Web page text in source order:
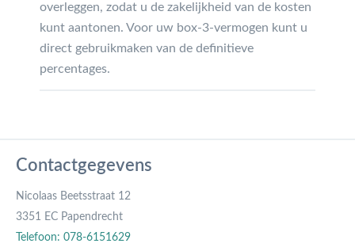
overleggen, zodat u de zakelijkheid van de kosten
kunt aantonen. Voor uw box-3-vermogen kunt u
direct gebruikmaken van de definitieve
percentages.
Contactgegevens
Nicolaas Beetsstraat 12
3351 EC Papendrecht
Telefoon: 078-6151629